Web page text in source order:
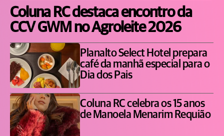
Coluna RC destaca encontro da
CCV GWM no Agroleite 2026
Planalto Select Hotel prepara
café da manhã especial para o
Dia dos Pais
Coluna RC celebra os 15 anos
de Manoela Menarim Requião